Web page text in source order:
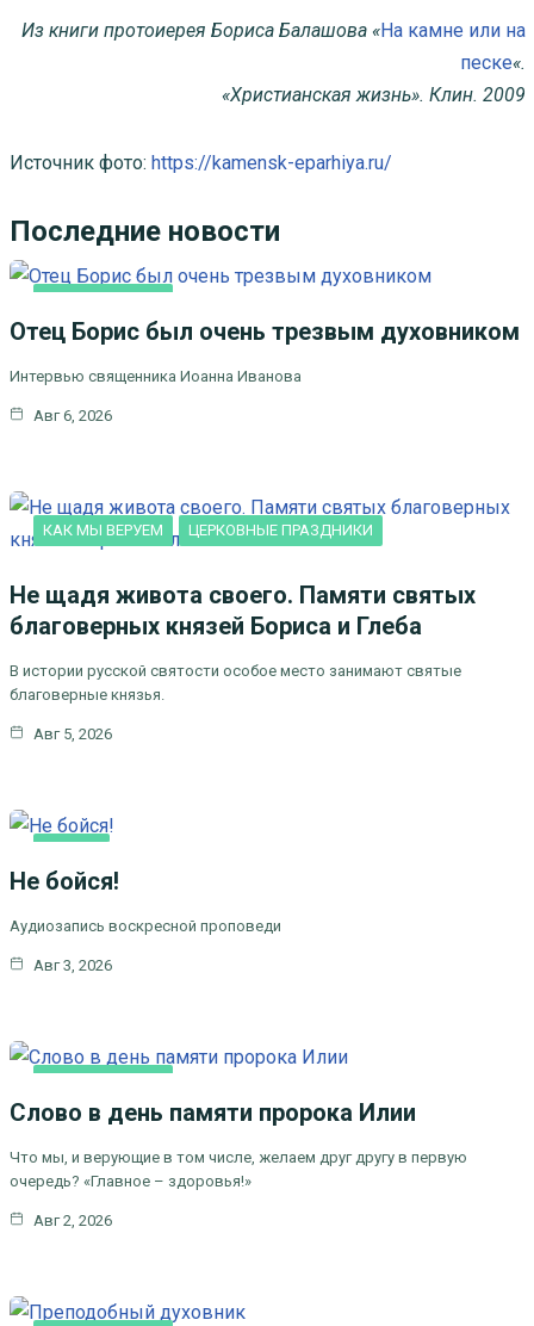
Из книги протоиерея Бориса Балашова «На камне или на
песке«.
«Христианская жизнь». Клин. 2009
Источник фото: https://kamensk-eparhiya.ru/
Последние новости
Отец Борис был очень трезвым духовником
Интервью священника Иоанна Иванова
Авг 6, 2026
КАК МЫ ВЕРУЕМ ЦЕРКОВНЫЕ ПРАЗДНИКИ
Не щадя живота своего. Памяти святых
благоверных князей Бориса и Глеба
В истории русской святости особое место занимают святые
благоверные князья.
Авг 5, 2026
МЫ
Не бойся!
Аудиозапись воскресной проповеди
Авг 3, 2026
ЦЕРКОВНЫЕ ПРАЗДНИКИ
Слово в день памяти пророка Илии
Что мы, и верующие в том числе, желаем друг другу в первую
очередь? «Главное – здоровья!»
Авг 2, 2026